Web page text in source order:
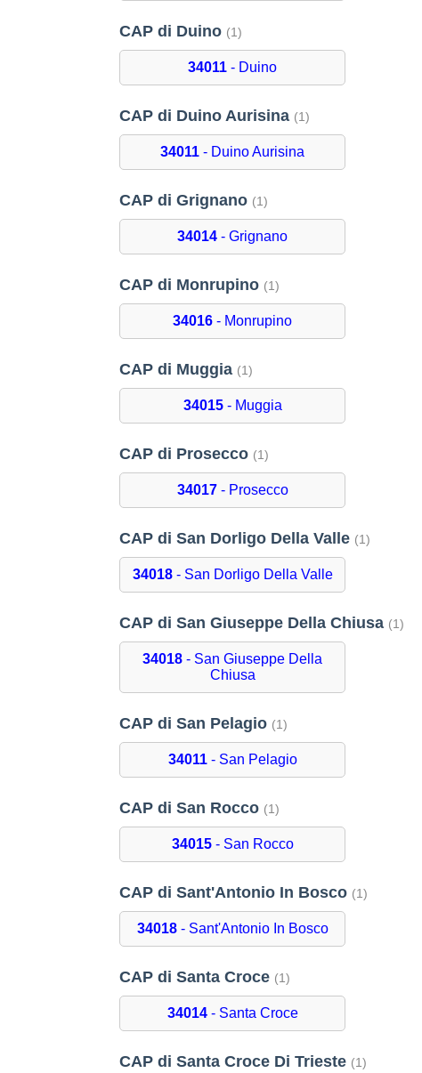
CAP di Duino (1)
34011 - Duino
CAP di Duino Aurisina (1)
34011 - Duino Aurisina
CAP di Grignano (1)
34014 - Grignano
CAP di Monrupino (1)
34016 - Monrupino
CAP di Muggia (1)
34015- Muggia
CAP di Prosecco (1)
34017- Prosecco
CAP di San Dorligo Della Valle (1)
34018- San Dorligo Della Valle
CAP di San Giuseppe Della Chiusa (1)
34018 - San Giuseppe Della
Chiusa
CAP di San Pelagio (1)
34011- San Pelagio
CAP di San Rocco (1)
34015- San Rocco
CAP di Sant'Antonio In Bosco (1)
34018- Sant'Antonio In Bosco
CAP di Santa Croce (1)
34014- Santa Croce
CAP di Santa Croce Di Trieste (1)